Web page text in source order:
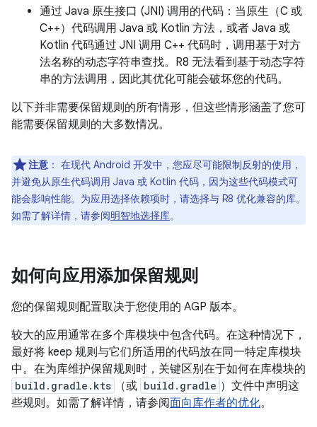
通过 Java 原生接口 (JNI) 调用的代码：当原生（C 或
C++）代码调用 Java 或 Kotlin 方法，或者 Java 或
Kotlin 代码通过 JNI 调用 C++ 代码时，调用基于对方
法名称的动态字符串查找。R8 无法看到基于动态字符
串的方法调用，因此其优化可能会破坏您的代码。
以下并非需要保留规则的所有情形，但这些情形涵盖了您可
能需要保留规则的大多数情况。
注意 ： 在现代 Android 开发中，您应尽可能限制反射的使用，
并避免从原生代码调用 Java 或 Kotlin 代码，因为这些代码模式可
能会影响性能。为应用选择依赖项时，请选择与 R8 优化兼容的库。
如需了解详情，请参阅明智地选择库。
如何向应用添加保留规则
您的保留规则配置取决于您使用的 AGP 版本。
较大的应用通常在多个库模块中包含代码。在这种情况下，
最好将 keep 规则与它们所适用的代码放在同一特定库模块
中。在为库维护保留规则时，关键区别在于如何在库模块的
build.gradle.kts （或 build.gradle ）文件中声明这
些规则。如需了解详情，请参阅面向库作者的优化。